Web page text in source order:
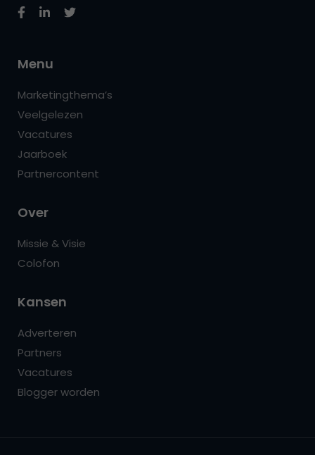
Menu
Marketingthema’s
Veelgelezen
Vacatures
Jaarboek
Partnercontent
Over
Missie & Visie
Colofon
Kansen
Adverteren
Partners
Vacatures
Blogger worden